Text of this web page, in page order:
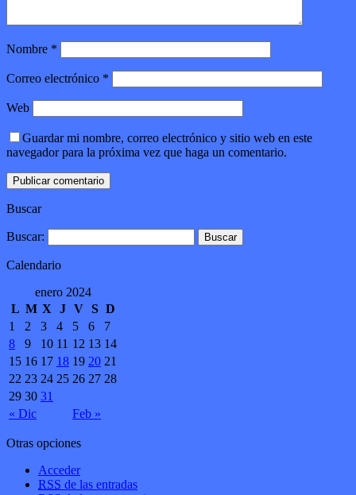
Nombre *
Correo electrónico *
Web
Guardar mi nombre, correo electrónico y sitio web en este
navegador para la próxima vez que haga un comentario.
Buscar
Buscar:
Calendario
enero 2024
L M X J V S D
« Dic Feb »
1 2 3 4 5 6
7
8
9 10 11 12 13 14
15 16 17 18 19 20 21
22 23 24 25 26 27 28
29 30 31
Otras opciones
Acceder
RSS de las entradas